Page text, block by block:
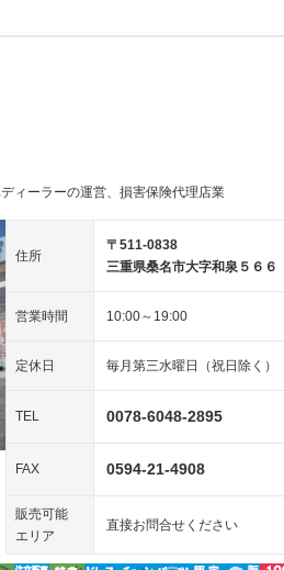
ジック
イト) － ポータブルナビ
スマートキー
3列シート
ート オットマン
後席モニター
ョン
ィーラーの運営、損害保険代理店業
住所
〒511-0838
三重県桑名市大字和泉５６６
営業時間 10:00～19:00
定休日 毎月第三水曜日（祝日除く）
TEL 0078-6048-2895
FAX 0594-21-4908
販売可能
エリア
直接お問合せください